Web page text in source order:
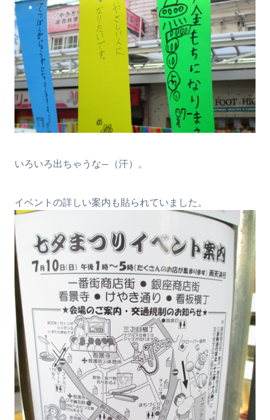
いろいろ出ちゃうな―（汗）。
イベントの詳しい案内も貼られていました。